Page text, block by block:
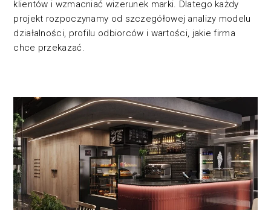
klientów i wzmacniać wizerunek marki. Dlatego każdy
projekt rozpoczynamy od szczegółowej analizy modelu
działalności, profilu odbiorców i wartości, jakie firma
chce przekazać.